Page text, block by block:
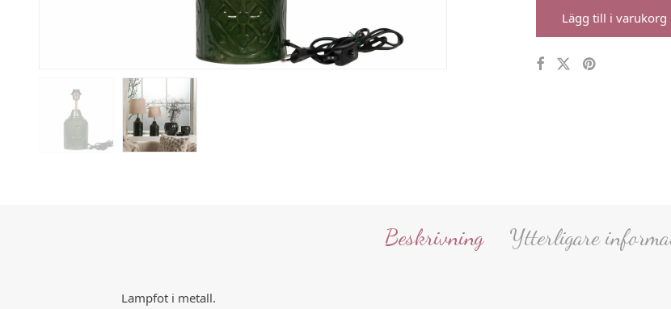
Lägg till i varukorg
Beskrivning Ytterligare
Lampfot i metall.